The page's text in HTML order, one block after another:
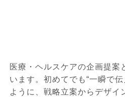
医療・ヘルスケアの企画提案
います。初めてでも“一瞬で伝
ように、戦略立案からデザイ